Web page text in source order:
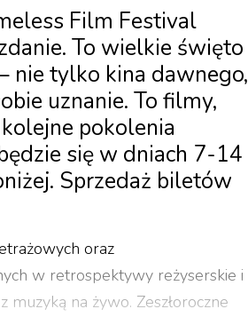
Film Festival
To wielkie święto
nie tylko kina dawnego,
uznanie. To filmy,
pokolenia
się w dniach 7-14
Sprzedaż biletów
oraz
w retrospektywy reżyserskie i
na żywo. Zeszłoroczne